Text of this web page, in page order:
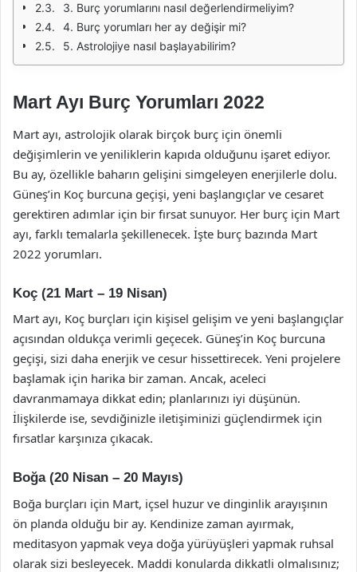
3. Burç yorumlarını nasıl değerlendirmeliyim?
4. Burç yorumları her ay değişir mi?
5. Astrolojiye nasıl başlayabilirim?
Mart Ayı Burç Yorumları 2022
Mart ayı, astrolojik olarak birçok burç için önemli
değişimlerin ve yeniliklerin kapıda olduğunu işaret ediyor.
Bu ay, özellikle baharın gelişini simgeleyen enerjilerle dolu.
Güneş’in Koç burcuna geçişi, yeni başlangıçlar ve cesaret
gerektiren adımlar için bir fırsat sunuyor. Her burç için Mart
ayı, farklı temalarla şekillenecek. İşte burç bazında Mart
2022 yorumları.
Koç (21 Mart – 19 Nisan)
Mart ayı, Koç burçları için kişisel gelişim ve yeni başlangıçlar
açısından oldukça verimli geçecek. Güneş’in Koç burcuna
geçişi, sizi daha enerjik ve cesur hissettirecek. Yeni projelere
başlamak için harika bir zaman. Ancak, aceleci
davranmamaya dikkat edin; planlarınızı iyi düşünün.
İlişkilerde ise, sevdiğinizle iletişiminizi güçlendirmek için
fırsatlar karşınıza çıkacak.
Boğa (20 Nisan – 20 Mayıs)
Boğa burçları için Mart, içsel huzur ve dinginlik arayışının
ön planda olduğu bir ay. Kendinize zaman ayırmak,
meditasyon yapmak veya doğa yürüyüşleri yapmak ruhsal
olarak sizi besleyecek. Maddi konularda dikkatli olmalısınız;